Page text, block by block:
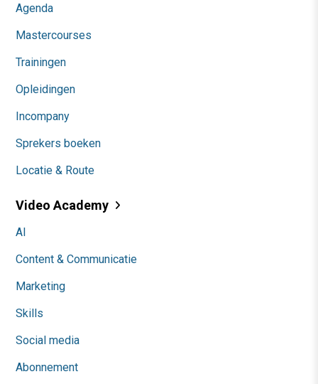
Agenda
Mastercourses
Trainingen
Opleidingen
Incompany
Sprekers boeken
Locatie & Route
Video Academy
AI
Content & Communicatie
Marketing
Skills
Social media
Abonnement